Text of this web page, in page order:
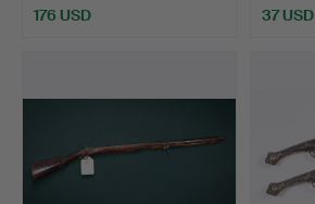
176 USD 37 USD